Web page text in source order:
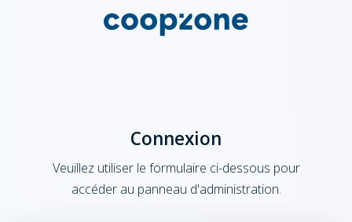
Connexion
Veuillez utiliser le formulaire ci-dessous pour
accéder au panneau d'administration.